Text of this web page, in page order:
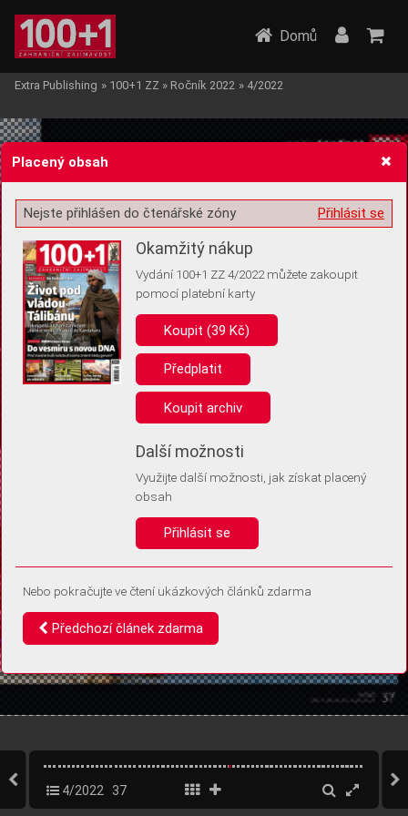
Žádost o souhlas s ukládáním volitelných informací
Pro základní fungování webu nepotřebujeme ukládat žádné informace
(tzv. cookies apod.). Rádi bychom vás ale požádali o souhlas s
uložením volitelných informací:
Anonymní unikátní ID
Díky němu příště poznáme, že se jedná o stejné zařízení, a
Identifikátor je zcela anonymní.
Vaše souhlasy a odmítnutí si ukládáme do vašeho zařízení, abychom se
vás už příště znovu neptali. Můžete je kdykoli později upravit ve Správě
Domů
Extra Publishing » 100+1 ZZ » Ročník 2022 » 4/2022
4/2022 37
Placený obsah
Přihlásit se
Nejste přihlášen do čtenářské zóny
Okamžitý nákup
Vydání 100+1 ZZ 4/2022 můžete zakoupit
pomocí platební karty
Koupit (39 Kč)
Předplatit
Koupit archiv
Další možnosti
Využijte další možnosti, jak získat placený
obsah
Přihlásit se
Nebo pokračujte ve čtení ukázkových článků zdarma
Předchozí článek zdarma